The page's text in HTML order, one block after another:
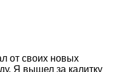
от своих новых
Я вышел за калитку